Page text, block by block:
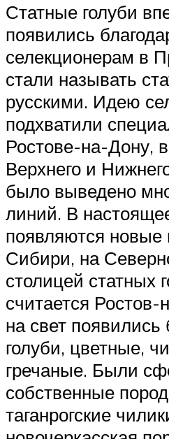
Статные голуби
появились
селекционерам в
стали называть
русскими. Идею
подхватили
Ростове-на-Дону,
Верхнего и
было выведено
линий. В
появляются новые
Сибири, на
столицей статных
считается
на свет появились
голуби, цветные,
гречаные. Были
собственные
таганрогские